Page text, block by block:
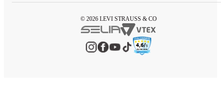
© 2026 LEVI STRAUSS & CO